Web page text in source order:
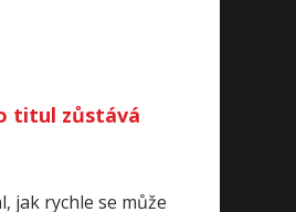
titul zůstává
jak rychle se může